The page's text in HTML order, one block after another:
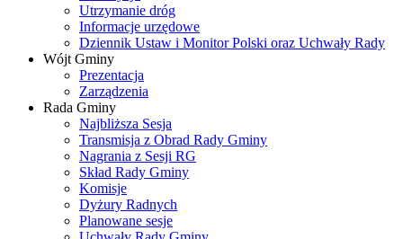
Utrzymanie dróg
Informacje urzędowe
Dziennik Ustaw i Monitor Polski oraz Uchwały Rady
Wójt Gminy
Prezentacja
Zarządzenia
Rada Gminy
Najbliższa Sesja
Transmisja z Obrad Rady Gminy
Nagrania z Sesji RG
Skład Rady Gminy
Komisje
Dyżury Radnych
Planowane sesje